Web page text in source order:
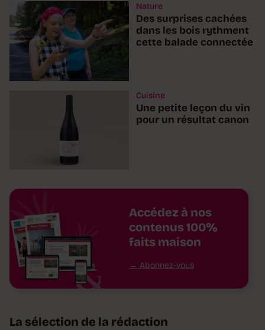
Nature
Des surprises cachées
dans les bois rythment
cette balade connectée
Cuisine
Une petite leçon du vin
pour un résultat canon
Accédez à nos
contenus 100%
faits maison
Abonnez-vous
La sélection de la rédaction